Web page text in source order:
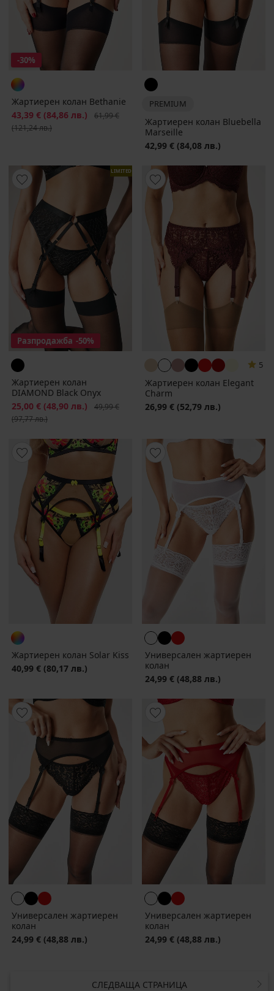
-30%
Жартиерен колан Bethanie
Намаление
43,39 € (84,86 лв.) Първоначална цена
61,99 €
(121,24 лв.)
PREMIUM
Жартиерен колан Bluebella
Marseille
42,99 € (84,08 лв.)
LIMITED
Разпродажба -50%
Жартиерен колан
DIAMOND Black Onyx
Намаление
25,00 € (48,90 лв.) Първоначална цена
49,99 €
(97,77 лв.)
5
Жартиерен колан Elegant
Charm
26,99 € (52,79 лв.)
Жартиерен колан Solar Kiss
40,99 € (80,17 лв.)
Универсален жартиерен
колан
24,99 € (48,88 лв.)
Универсален жартиерен
колан
24,99 € (48,88 лв.)
Универсален жартиерен
колан
24,99 € (48,88 лв.)
СЛЕДВАЩА СТРАНИЦА